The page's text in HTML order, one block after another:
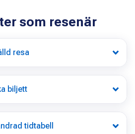
som resenär
resa
biljett
tidtabell